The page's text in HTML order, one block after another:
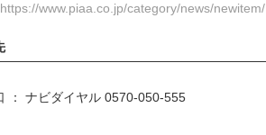
https://www.piaa.co.jp/category/news/newitem/
： ナビダイヤル 0570-050-555